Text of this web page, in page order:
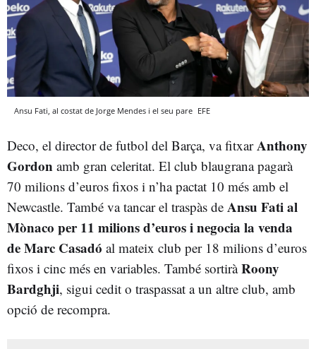
Ansu Fati, al costat de Jorge Mendes i el seu pare EFE
Deco, el director de futbol del Barça, va fitxarAnthony
Gordon amb gran celeritat. El club blaugrana pagarà
70 milions d’euros fixos i n’ha pactat 10 més amb el
Newcastle. També va tancar el traspàs de Ansu Fati al
Mònaco per 11 milions d’euros i negocia la venda
de Marc Casadó al mateix club per 18 milions d’euros
fixos i cinc més en variables. També sortiràRoony
Bardghji, sigui cedit o traspassat a un altre club, amb
opció de recompra.